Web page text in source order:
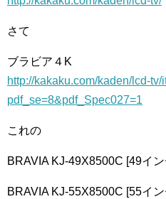
さて
ブラビア４K
http://kakaku.com/kaden/lcd-
pdf_se=8&pdf_Spec027=1
これの
BRAVIA KJ-49X8500C [49イ
BRAVIA KJ-55X8500C [55イ